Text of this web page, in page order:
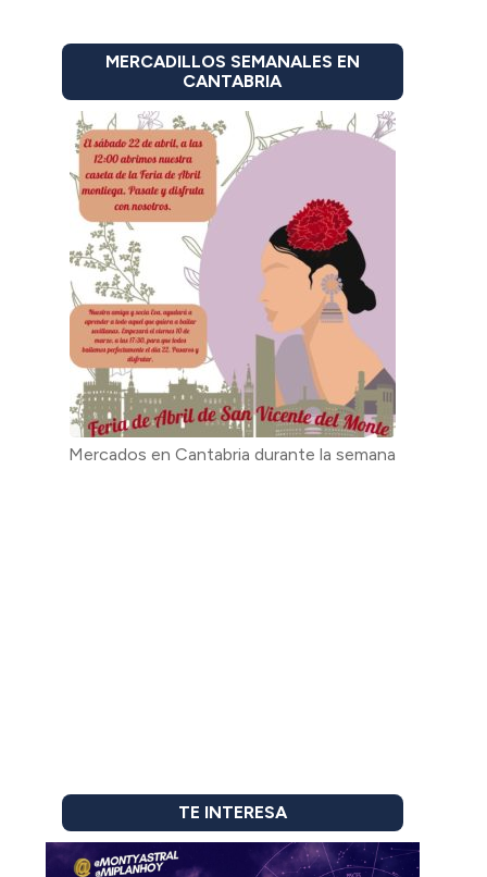
MERCADILLOS SEMANALES EN
CANTABRIA
Mercados en Cantabria durante la semana
TE INTERESA